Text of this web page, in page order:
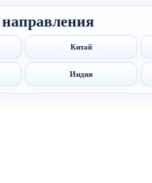
Китай
Индия